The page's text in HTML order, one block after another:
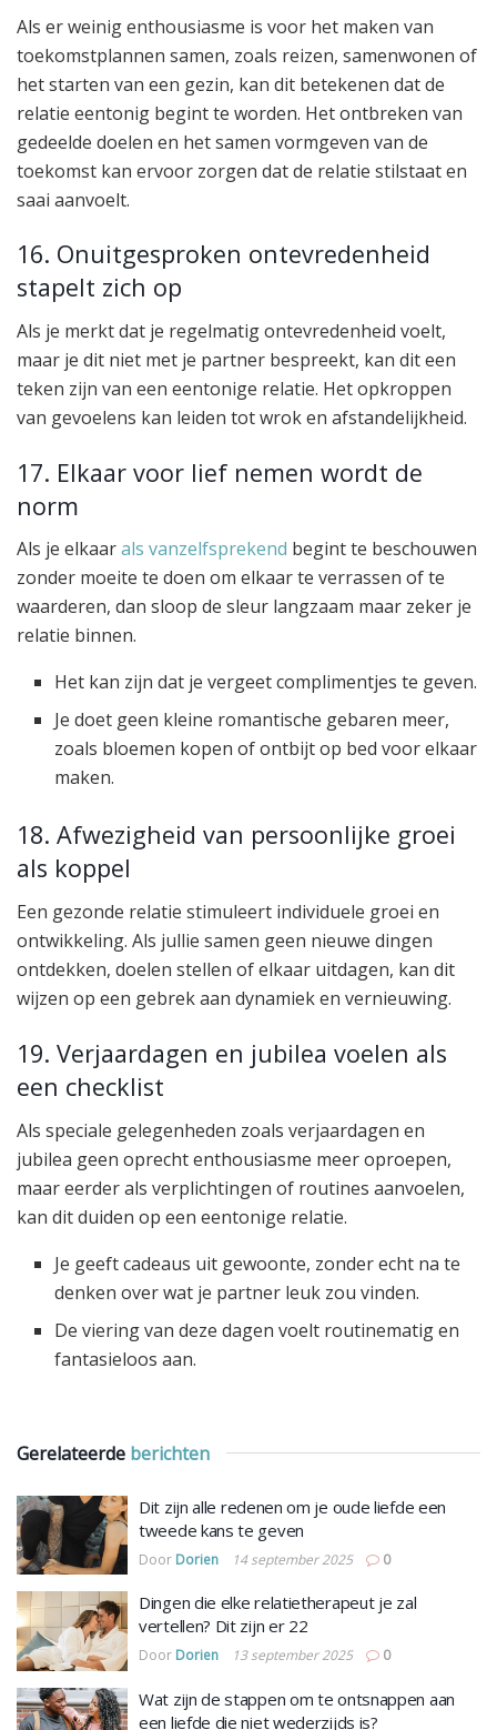
Als er weinig enthousiasme is voor het maken van
toekomstplannen samen, zoals reizen, samenwonen of
het starten van een gezin, kan dit betekenen dat de
relatie eentonig begint te worden. Het ontbreken van
gedeelde doelen en het samen vormgeven van de
toekomst kan ervoor zorgen dat de relatie stilstaat en
saai aanvoelt.
16. Onuitgesproken ontevredenheid
stapelt zich op
Als je merkt dat je regelmatig ontevredenheid voelt,
maar je dit niet met je partner bespreekt, kan dit een
teken zijn van een eentonige relatie. Het opkroppen
van gevoelens kan leiden tot wrok en afstandelijkheid.
17. Elkaar voor lief nemen wordt de
norm
Als je elkaarals vanzelfsprekend begint te beschouwen
zonder moeite te doen om elkaar te verrassen of te
waarderen, dan sloop de sleur langzaam maar zeker je
relatie binnen.
Het kan zijn dat je vergeet complimentjes te geven.
Je doet geen kleine romantische gebaren meer,
zoals bloemen kopen of ontbijt op bed voor elkaar
maken.
18. Afwezigheid van persoonlijke groei
als koppel
Een gezonde relatie stimuleert individuele groei en
ontwikkeling. Als jullie samen geen nieuwe dingen
ontdekken, doelen stellen of elkaar uitdagen, kan dit
wijzen op een gebrek aan dynamiek en vernieuwing.
19. Verjaardagen en jubilea voelen als
een checklist
Als speciale gelegenheden zoals verjaardagen en
jubilea geen oprecht enthousiasme meer oproepen,
maar eerder als verplichtingen of routines aanvoelen,
kan dit duiden op een eentonige relatie.
Je geeft cadeaus uit gewoonte, zonder echt na te
denken over wat je partner leuk zou vinden.
De viering van deze dagen voelt routinematig en
fantasieloos aan.
Gerelateerde berichten
Dit zijn alle redenen om je oude liefde een
tweede kans te geven
Door Dorien 14 september 2025 0
Dingen die elke relatietherapeut je zal
vertellen? Dit zijn er 22
Door Dorien 13 september 2025 0
Wat zijn de stappen om te ontsnappen aan
een liefde die niet wederzijds is?